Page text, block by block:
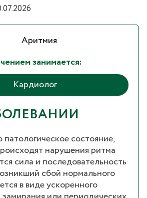
занимается:
Кардиолог
состояние,
нарушения ритма
сила и последовательность
сбой нормального
в виде ускоренного